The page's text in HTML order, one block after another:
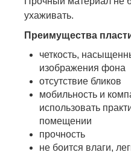
ухаживать.
Преимущества
четкость,
изображения фона
отсутствие бликов
мобильность и
использовать
помещении
прочность
не боится влаги,